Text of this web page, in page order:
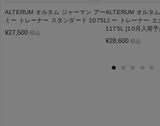
ALTERUM オルタム ジャーマン アー
ミー トレーナー スタンダード 1075L
¥27,500 税込
ALTERUM オルタ
ミー トレーナー エ
1175L [10月入荷予
¥28,600 税込